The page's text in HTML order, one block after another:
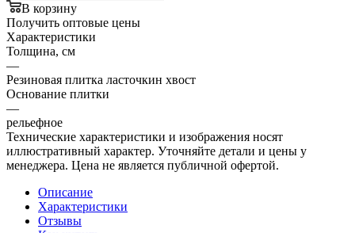
В корзину
Получить оптовые цены
Характеристики
Толщина, см
—
Резиновая плитка ласточкин хвост
Основание плитки
—
рельефное
Технические характеристики и изображения носят
иллюстративный характер. Уточняйте детали и цены у
менеджера. Цена не является публичной офертой.
Описание
Характеристики
Отзывы